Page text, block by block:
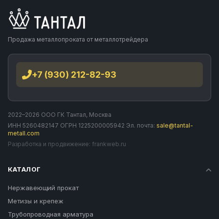
Продажа металлопроката от металлотрейдера
+7 (930) 212-82-93
2022–2026 ООО ГК Тантал, Москва
ИНН 5260482147 ОГРН 1225200005942 Эл. почта: sale@tantal-
metall.com
Разработка и продвижение: frankweb.ru
КАТАЛОГ
Нержавеющий прокат
Метизы и крепеж
Трубопроводная арматура